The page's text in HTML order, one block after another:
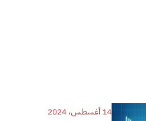
14 أغسطس، 2024